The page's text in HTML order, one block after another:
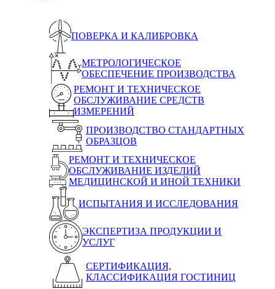
ПОВЕРКА И КАЛИБРОВКА
МЕТРОЛОГИЧЕСКОЕ
ОБЕСПЕЧЕНИЕ ПРОИЗВОДСТВА
РЕМОНТ И ТЕХНИЧЕСКОЕ
ОБСЛУЖИВАНИЕ СРЕДСТВ
ИЗМЕРЕНИЙ
ПРОИЗВОДСТВО СТАНДАРТНЫХ
ОБРАЗЦОВ
РЕМОНТ И ТЕХНИЧЕСКОЕ
ОБСЛУЖИВАНИЕ ИЗДЕЛИЙ
МЕДИЦИНСКОЙ И ИНОЙ ТЕХНИКИ
ИСПЫТАНИЯ И ИССЛЕДОВАНИЯ
ЭКСПЕРТИЗА ПРОДУКЦИИ И
УСЛУГ
СЕРТИФИКАЦИЯ,
КЛАССИФИКАЦИЯ ГОСТИНИЦ